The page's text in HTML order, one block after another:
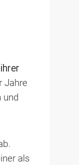
Jahre
und
als